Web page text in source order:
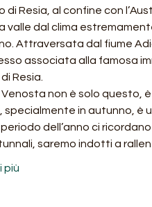
di Resia, al confine con
valle dal clima
Attraversata dal fiume
associata alla famosa
Resia.
Venosta non è solo questo,
specialmente in autunno, è
dell’anno ci
saremo indotti a
più